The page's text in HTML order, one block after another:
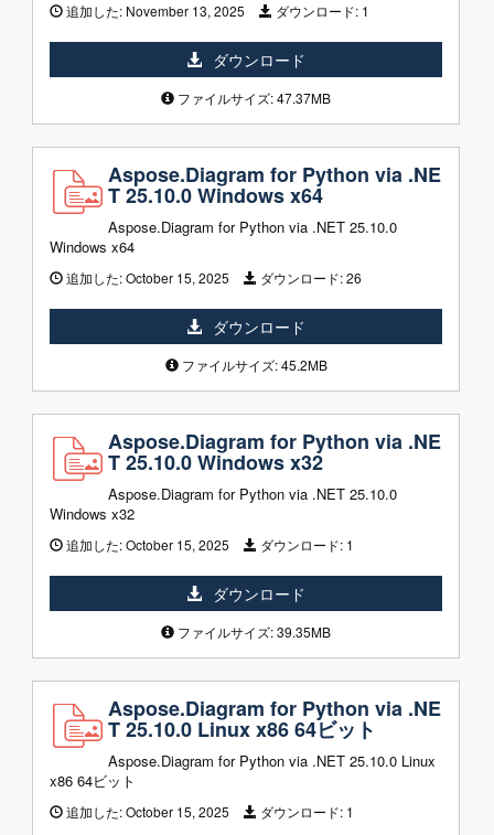
追加した: November 13, 2025 ダウンロード: 1
ダウンロード
ファイルサイズ: 47.37MB
Aspose.Diagram for Python via .NE
T 25.10.0 Windows x64
Aspose.Diagram for Python via .NET 25.10.0
Windows x64
追加した:October 15, 2025 ダウンロード:26
ダウンロード
ファイルサイズ: 45.2MB
Aspose.Diagram for Python via .NE
T 25.10.0 Windows x32
Aspose.Diagram for Python via .NET 25.10.0
Windows x32
追加した:October 15, 2025 ダウンロード: 1
ダウンロード
ファイルサイズ: 39.35MB
Aspose.Diagram for Python via .NE
T 25.10.0 Linux x86 64ビット
Aspose.Diagram for Python via .NET 25.10.0 Linux
x86 64ビット
追加した:October 15, 2025 ダウンロード: 1